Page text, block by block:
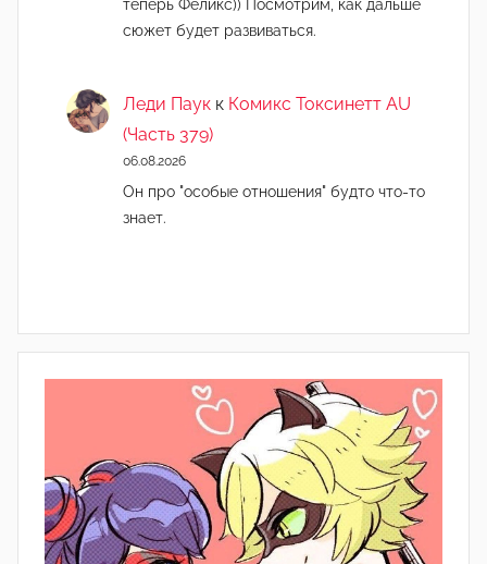
теперь Феликс)) Посмотрим, как дальше
сюжет будет развиваться.
Леди Паук к Комикс Токсинетт AU
(Часть 379)
06.08.2026
Он про "особые отношения" будто что-то
знает.